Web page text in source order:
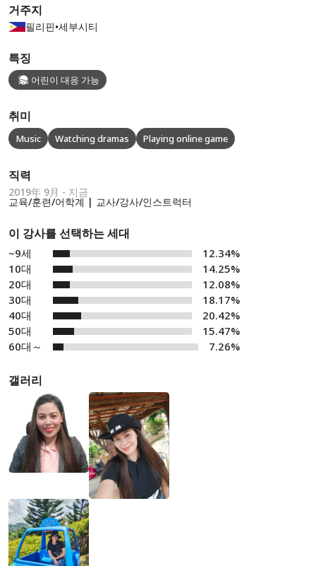
거주지
필리핀•세부시티
특징
어린이 대응 가능
취미
Music Watching dramas Playing online game
직력
2019年 9月 - 지금
교육/훈련/어학계 | 교사/강사/인스트럭터
이 강사를 선택하는 세대
~9세
12.34%
10대
14.25%
20대
12.08%
30대
18.17%
40대
20.42%
50대
15.47%
60대～
7.26%
갤러리